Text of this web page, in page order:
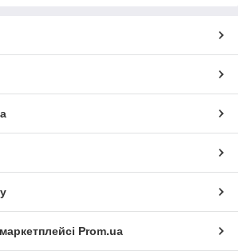
Prom.ua